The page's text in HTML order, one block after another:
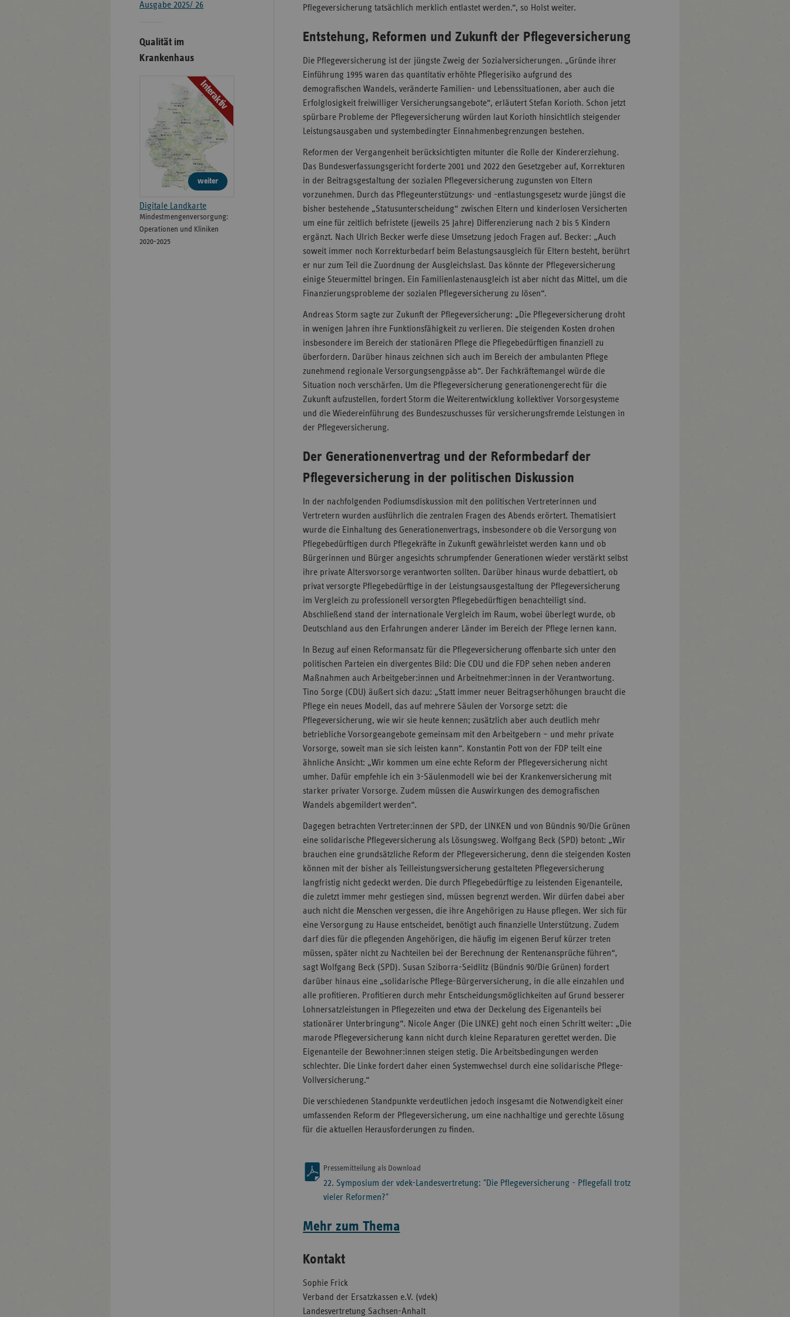
Pflegeversicherung tatsächlich merklich entlastet werden.“, so Holst weiter.
Entstehung, Reformen und Zukunft der Pflegeversicherung
Die Pflegeversicherung ist der jüngste Zweig der Sozialversicherungen. „Gründe ihrer
Einführung 1995 waren das quantitativ erhöhte Pflegerisiko aufgrund des
demografischen Wandels, veränderte Familien- und Lebenssituationen, aber auch die
Erfolglosigkeit freiwilliger Versicherungsangebote“, erläutert Stefan Korioth. Schon jetzt
spürbare Probleme der Pflegeversicherung würden laut Korioth hinsichtlich steigender
Leistungsausgaben und systembedingter Einnahmenbegrenzungen bestehen.
Reformen der Vergangenheit berücksichtigten mitunter die Rolle der Kindererziehung.
Das Bundesverfassungsgericht forderte 2001 und 2022 den Gesetzgeber auf, Korrekturen
in der Beitragsgestaltung der sozialen Pflegeversicherung zugunsten von Eltern
vorzunehmen. Durch das Pflegeunterstützungs- und -entlastungsgesetz wurde jüngst die
bisher bestehende „Statusunterscheidung“ zwischen Eltern und kinderlosen Versicherten
um eine für zeitlich befristete (jeweils 25 Jahre) Differenzierung nach 2 bis 5 Kindern
ergänzt. Nach Ulrich Becker werfe diese Umsetzung jedoch Fragen auf. Becker: „Auch
soweit immer noch Korrekturbedarf beim Belastungsausgleich für Eltern besteht, berührt
er nur zum Teil die Zuordnung der Ausgleichslast. Das könnte der Pflegeversicherung
einige Steuermittel bringen. Ein Familienlastenausgleich ist aber nicht das Mittel, um die
Finanzierungsprobleme der sozialen Pflegeversicherung zu lösen“.
Andreas Storm sagte zur Zukunft der Pflegeversicherung: „Die Pflegeversicherung droht
in wenigen Jahren ihre Funktionsfähigkeit zu verlieren. Die steigenden Kosten drohen
insbesondere im Bereich der stationären Pflege die Pflegebedürftigen finanziell zu
überfordern. Darüber hinaus zeichnen sich auch im Bereich der ambulanten Pflege
zunehmend regionale Versorgungsengpässe ab“. Der Fachkräftemangel würde die
Situation noch verschärfen. Um die Pflegeversicherung generationengerecht für die
Zukunft aufzustellen, fordert Storm die Weiterentwicklung kollektiver Vorsorgesysteme
und die Wiedereinführung des Bundeszuschusses für versicherungsfremde Leistungen in
der Pflegeversicherung.
Der Generationenvertrag und der Reformbedarf der
Pflegeversicherung in der politischen Diskussion
In der nachfolgenden Podiumsdiskussion mit den politischen Vertreterinnen und
Vertretern wurden ausführlich die zentralen Fragen des Abends erörtert. Thematisiert
wurde die Einhaltung des Generationenvertrags, insbesondere ob die Versorgung von
Pflegebedürftigen durch Pflegekräfte in Zukunft gewährleistet werden kann und ob
Bürgerinnen und Bürger angesichts schrumpfender Generationen wieder verstärkt selbst
ihre private Altersvorsorge verantworten sollten. Darüber hinaus wurde debattiert, ob
privat versorgte Pflegebedürftige in der Leistungsausgestaltung der Pflegeversicherung
im Vergleich zu professionell versorgten Pflegebedürftigen benachteiligt sind.
Abschließend stand der internationale Vergleich im Raum, wobei überlegt wurde, ob
Deutschland aus den Erfahrungen anderer Länder im Bereich der Pflege lernen kann.
In Bezug auf einen Reformansatz für die Pflegeversicherung offenbarte sich unter den
politischen Parteien ein divergentes Bild: Die CDU und die FDP sehen neben anderen
Maßnahmen auch Arbeitgeber:innen und Arbeitnehmer:innen in der Verantwortung.
Tino Sorge (CDU) äußert sich dazu: „Statt immer neuer Beitragserhöhungen braucht die
Pflege ein neues Modell, das auf mehrere Säulen der Vorsorge setzt: die
Pflegeversicherung, wie wir sie heute kennen; zusätzlich aber auch deutlich mehr
betriebliche Vorsorgeangebote gemeinsam mit den Arbeitgebern – und mehr private
Vorsorge, soweit man sie sich leisten kann“. Konstantin Pott von der FDP teilt eine
ähnliche Ansicht: „Wir kommen um eine echte Reform der Pflegeversicherung nicht
umher. Dafür empfehle ich ein 3-Säulenmodell wie bei der Krankenversicherung mit
starker privater Vorsorge. Zudem müssen die Auswirkungen des demografischen
Wandels abgemildert werden“.
Dagegen betrachten Vertreter:innen der SPD, der LINKEN und von Bündnis 90/Die Grünen
eine solidarische Pflegeversicherung als Lösungsweg. Wolfgang Beck (SPD) betont: „Wir
brauchen eine grundsätzliche Reform der Pflegeversicherung, denn die steigenden Kosten
können mit der bisher als Teilleistungsversicherung gestalteten Pflegeversicherung
langfristig nicht gedeckt werden. Die durch Pflegebedürftige zu leistenden Eigenanteile,
die zuletzt immer mehr gestiegen sind, müssen begrenzt werden. Wir dürfen dabei aber
auch nicht die Menschen vergessen, die ihre Angehörigen zu Hause pflegen. Wer sich für
eine Versorgung zu Hause entscheidet, benötigt auch finanzielle Unterstützung. Zudem
darf dies für die pflegenden Angehörigen, die häufig im eigenen Beruf kürzer treten
müssen, später nicht zu Nachteilen bei der Berechnung der Rentenansprüche führen“,
sagt Wolfgang Beck (SPD). Susan Sziborra-Seidlitz (Bündnis 90/Die Grünen) fordert
darüber hinaus eine „solidarische Pflege-Bürgerversicherung, in die alle einzahlen und
alle profitieren. Profitieren durch mehr Entscheidungsmöglichkeiten auf Grund besserer
Lohnersatzleistungen in Pflegezeiten und etwa der Deckelung des Eigenanteils bei
stationärer Unterbringung“. Nicole Anger (Die LINKE) geht noch einen Schritt weiter: „Die
marode Pflegeversicherung kann nicht durch kleine Reparaturen gerettet werden. Die
Eigenanteile der Bewohner:innen steigen stetig. Die Arbeitsbedingungen werden
schlechter. Die Linke fordert daher einen Systemwechsel durch eine solidarische Pflege-
Vollversicherung.“
Die verschiedenen Standpunkte verdeutlichen jedoch insgesamt die Notwendigkeit einer
umfassenden Reform der Pflegeversicherung, um eine nachhaltige und gerechte Lösung
für die aktuellen Herausforderungen zu finden.
Pressemitteilung als Download
22. Symposium der vdek-Landesvertretung: "Die Pflegeversicherung - Pflegefall trotz
vieler Reformen?"
Mehr zum Thema
Kontakt
Sophie Frick
Verband der Ersatzkassen e.V. (vdek)
Landesvertretung Sachsen-Anhalt
Ausgabe 2025/ 26
Qualität im
Krankenhaus
Interaktiv
weiter
Digitale Landkarte
Mindestmengenversorgung:
Operationen und Kliniken
2020-2025